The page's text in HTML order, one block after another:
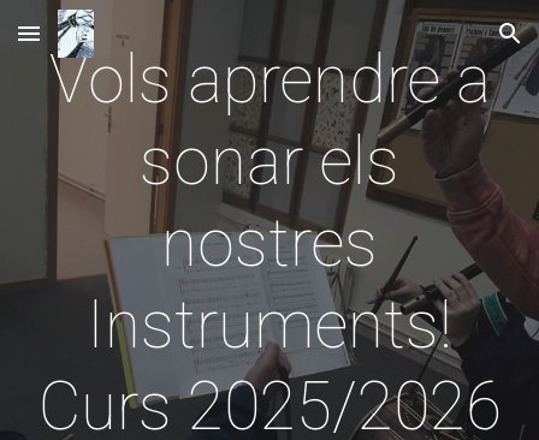
Skip to main content Skip to navigation
Vols aprendre a
sonar els
nostres
Instruments!
Curs 2025/2026